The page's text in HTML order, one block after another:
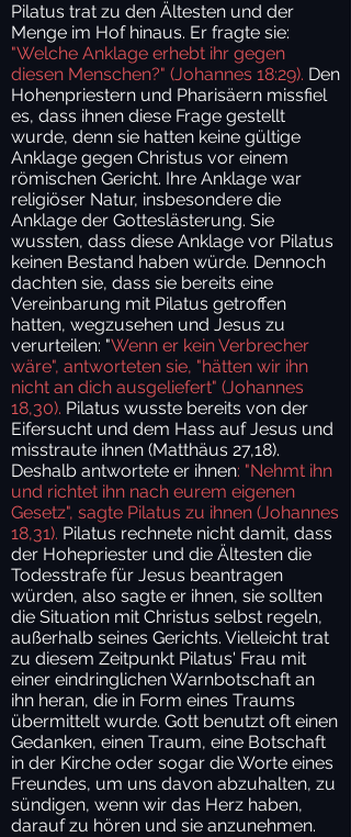
Pilatus trat zu den Ältesten und der
Menge im Hof hinaus. Er fragte sie:
"Welche Anklage erhebt ihr gegen
diesen Menschen?" (Johannes 18:29). Den
Hohenpriestern und Pharisäern missfiel
es, dass ihnen diese Frage gestellt
wurde, denn sie hatten keine gültige
Anklage gegen Christus vor einem
römischen Gericht. Ihre Anklage war
religiöser Natur, insbesondere die
Anklage der Gotteslästerung. Sie
wussten, dass diese Anklage vor Pilatus
keinen Bestand haben würde. Dennoch
dachten sie, dass sie bereits eine
Vereinbarung mit Pilatus getroffen
hatten, wegzusehen und Jesus zu
verurteilen: "Wenn er kein Verbrecher
wäre", antworteten sie, "hätten wir ihn
nicht an dich ausgeliefert" (Johannes
18,30). Pilatus wusste bereits von der
Eifersucht und dem Hass auf Jesus und
misstraute ihnen (Matthäus 27,18).
Deshalb antwortete er ihnen: "Nehmt ihn
und richtet ihn nach eurem eigenen
Gesetz", sagte Pilatus zu ihnen (Johannes
18,31). Pilatus rechnete nicht damit, dass
der Hohepriester und die Ältesten die
Todesstrafe für Jesus beantragen
würden, also sagte er ihnen, sie sollten
die Situation mit Christus selbst regeln,
außerhalb seines Gerichts. Vielleicht trat
zu diesem Zeitpunkt Pilatus' Frau mit
einer eindringlichen Warnbotschaft an
ihn heran, die in Form eines Traums
übermittelt wurde. Gott benutzt oft einen
Gedanken, einen Traum, eine Botschaft
in der Kirche oder sogar die Worte eines
Freundes, um uns davon abzuhalten, zu
sündigen, wenn wir das Herz haben,
darauf zu hören und sie anzunehmen.